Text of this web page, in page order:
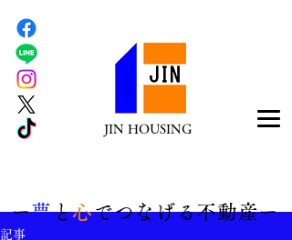
JIN HOUSING
​ー夢と心でつなげる不動産ー
記事